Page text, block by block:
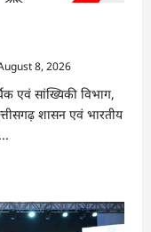
8, 2026
एवं सांख्यिकी विभाग,
शासन एवं भारतीय